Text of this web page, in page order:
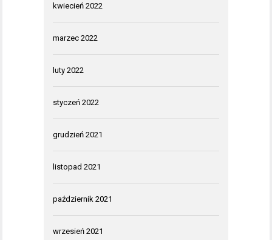
kwiecień 2022
marzec 2022
luty 2022
styczeń 2022
grudzień 2021
listopad 2021
październik 2021
wrzesień 2021